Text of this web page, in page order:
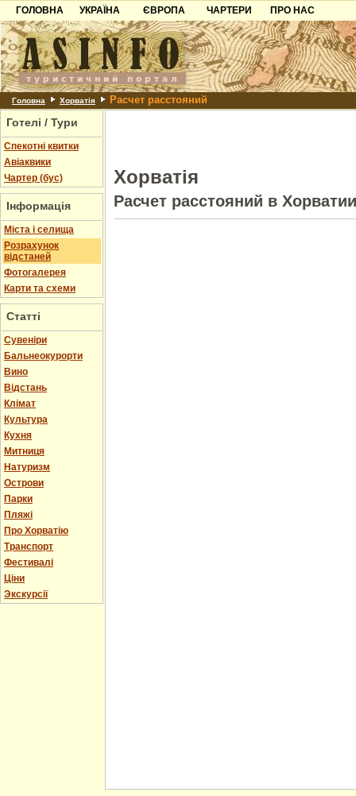
ГОЛОВНА
УКРАЇНА
Карпати
Азов
Причорноморря
Шацьк
ЄВРОПА
Чорногорія
Хорватія
Болгарія
Албанія
ЧАРТЕРИ
ПРО НАС
Контакти
Партнерам
Додати готель
Головна Хорватія Расчет расстояний
Готелі / Тури
Спекотні квитки
Авіаквики
Чартер (бус)
Інформація
Міста і селища
Розрахунок
відстаней
Фотогалерея
Карти та схеми
Статті
Cувеніри
Бальнеокурорти
Вино
Відстань
Клімат
Культура
Кухня
Митниця
Натуризм
Острови
Парки
Пляжі
Про Хорватію
Транспорт
Фестивалі
Ціни
Экскурсії
Хорватія
Расчет расстояний в Хорватии